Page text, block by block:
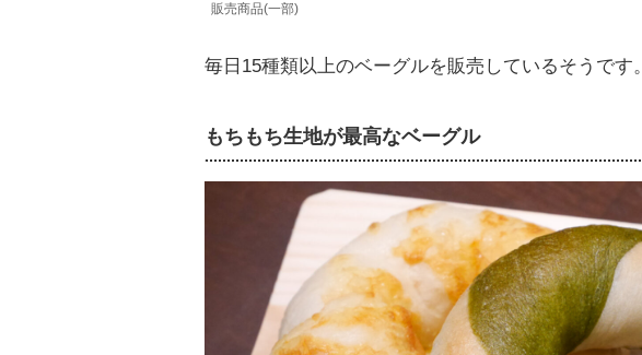
販売商品(一部)
毎日15種類以上のベーグルを販売しているそうです。
もちもち生地が最高なベーグル